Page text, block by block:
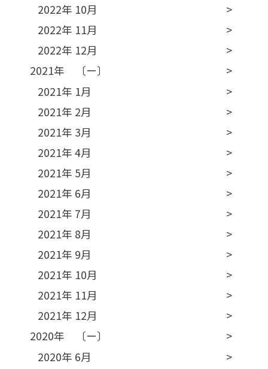
2022年 10月
2022年 11月
2022年 12月
2021年 〔ー〕
2021年 1月
2021年 2月
2021年 3月
2021年 4月
2021年 5月
2021年 6月
2021年 7月
2021年 8月
2021年 9月
2021年 10月
2021年 11月
2021年 12月
2020年 〔ー〕
2020年 6月